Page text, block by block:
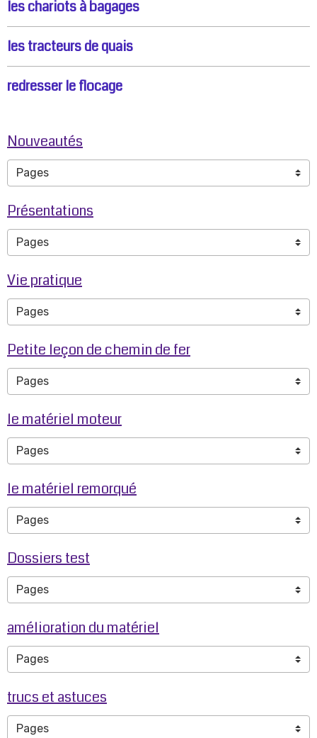
les chariots à bagages
les tracteurs de quais
redresser le flocage
Nouveautés
Présentations
Vie pratique
Petite leçon de chemin de fer
le matériel moteur
le matériel remorqué
Dossiers test
amélioration du matériel
trucs et astuces